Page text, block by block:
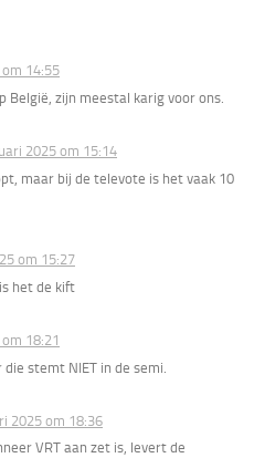
14:55
België, zijn meestal karig voor ons.
2025 om 15:14
maar bij de televote is het vaak 10
om 15:27
het de kift
18:21
stemt NIET in de semi.
2025 om 18:36
VRT aan zet is, levert de